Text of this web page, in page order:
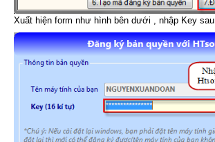
Xuất hiện form như hình bên dưới , nhập Key